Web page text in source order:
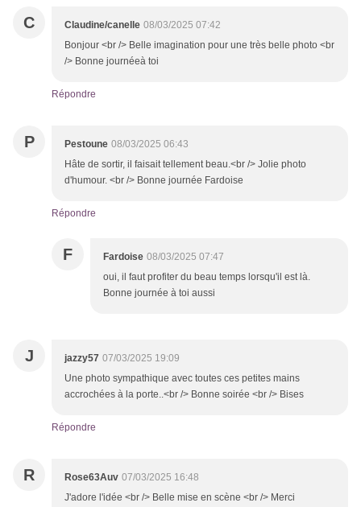
C Claudine/canelle 08/03/2025 07:42
Bonjour <br /> Belle imagination pour une très belle photo <br
/> Bonne journéeà toi
Répondre
P Pestoune 08/03/2025 06:43
Hâte de sortir, il faisait tellement beau.<br /> Jolie photo
d'humour. <br /> Bonne journée Fardoise
Répondre
F Fardoise 08/03/2025 07:47
oui, il faut profiter du beau temps lorsqu'il est là.
Bonne journée à toi aussi
J jazzy57 07/03/2025 19:09
Une photo sympathique avec toutes ces petites mains
accrochées à la porte..<br /> Bonne soirée <br /> Bises
Répondre
R Rose63Auv 07/03/2025 16:48
J'adore l'idée <br /> Belle mise en scène <br /> Merci